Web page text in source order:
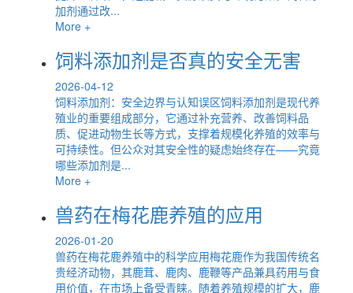
加剂通过改...
More +
饲料添加剂是否真的安全无害
2026-04-12
饲料添加剂：安全边界与认知误区饲料添加剂是现代养
殖业的重要组成部分，它通过补充营养、改善饲料品
质、促进动物生长等方式，支撑着规模化养殖的效率与
可持续性。但公众对其安全性的疑虑始终存在——究竟
哪些添加剂是...
More +
兽药在梅花鹿养殖的应用
2026-01-20
兽药在梅花鹿养殖中的科学应用梅花鹿作为我国传统名
贵经济动物，其鹿茸、鹿肉、鹿鞭等产品兼具药用与食
用价值，在市场上备受青睐。随着养殖规模的扩大，鹿